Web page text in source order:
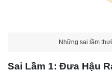
Những sai lầm
Sai Lầm 1: Đưa Hậu